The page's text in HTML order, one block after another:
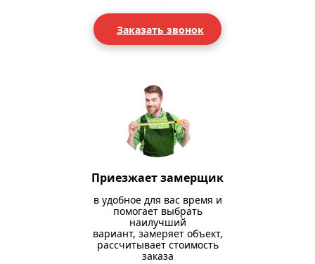
Заказать звонок
Приезжает замерщик
в удобное для вас время и
помогает выбрать
наилучший
вариант, замеряет объект,
рассчитывает стоимость
заказа